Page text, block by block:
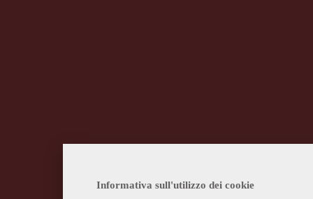
Informativa sull'utilizzo dei cookie